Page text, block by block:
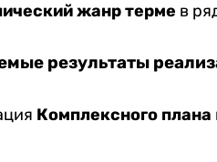
жанр терме в
результаты
Комплексного плана